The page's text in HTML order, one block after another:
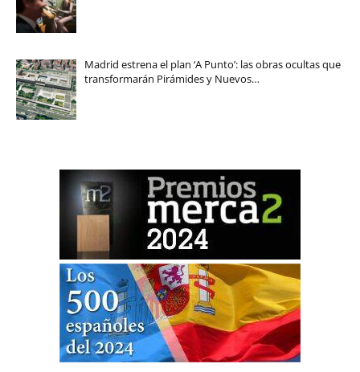
Madrid estrena el plan ‘A Punto’: las obras ocultas que
transformarán Pirámides y Nuevos…